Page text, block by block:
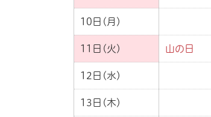
10日(月)
11日(火) 山の日
12日(水)
13日(木)